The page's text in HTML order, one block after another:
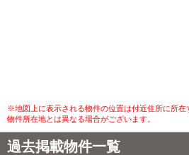
※地図上に表示される物件の位置は付近住所に所
物件所在地とは異なる場合がございます。
過去掲載物件一覧